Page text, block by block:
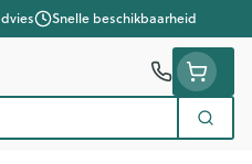
Snelle beschikbaarheid
Zoek